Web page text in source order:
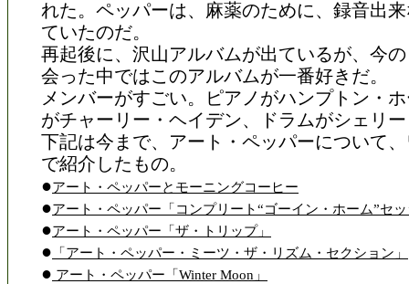
れた。ペッパーは、麻薬のために、録音出
ていたのだ。
再起後に、沢山アルバムが出ているが、今
会った中ではこのアルバムが一番好きだ。
メンバーがすごい。ピアノがハンプトン・
がチャーリー・ヘイデン、ドラムがシェリ
下記は今まで、アート・ペッパーについて
で紹介したもの。
●アート・ペッパーとモーニングコーヒー
●アート・ペッパー「コンプリート“ゴーイン・ホーム”セ
●アート・ペッパー「ザ・トリップ」
● 「アート・ペッパー・ミーツ・ザ・リズム・セクション」
● アート・ペッパー「Winter Moon」